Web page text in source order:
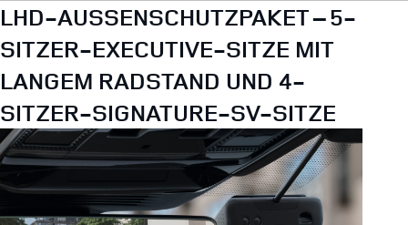
LHD-AUSSENSCHUTZPAKET – 5-
SITZER-EXECUTIVE-SITZE MIT
LANGEM RADSTAND UND 4-
SITZER-SIGNATURE-SV-SITZE